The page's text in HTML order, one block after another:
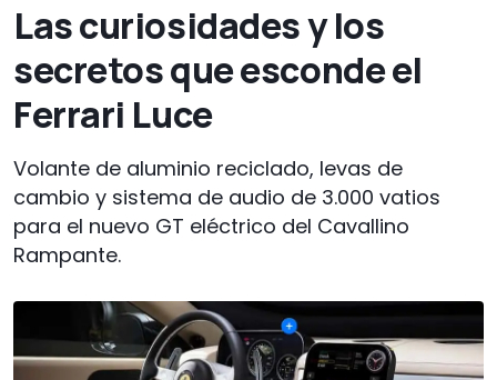
Las curiosidades y los
secretos que esconde el
Ferrari Luce
Volante de aluminio reciclado, levas de
cambio y sistema de audio de 3.000 vatios
para el nuevo GT eléctrico del Cavallino
Rampante.